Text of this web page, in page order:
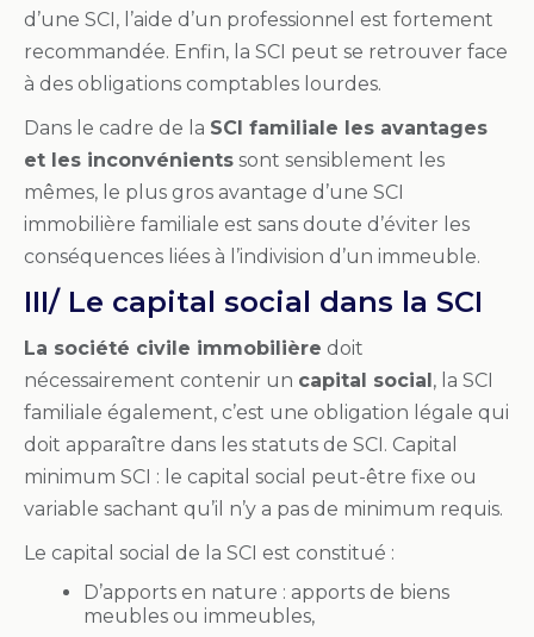
d’une SCI, l’aide d’un professionnel est fortement
recommandée. Enfin, la SCI peut se retrouver face
à des obligations comptables lourdes.
Dans le cadre de la SCI familiale les avantages
et les inconvénients sont sensiblement les
mêmes, le plus gros avantage d’une SCI
immobilière familiale est sans doute d’éviter les
conséquences liées à l’indivision d’un immeuble.
III/ Le capital social dans la SCI
La société civile immobilière doit
nécessairement contenir un capital social, la SCI
familiale également, c’est une obligation légale qui
doit apparaître dans les statuts de SCI. Capital
minimum SCI : le capital social peut-être fixe ou
variable sachant qu’il n’y a pas de minimum requis.
Le capital social de la SCI est constitué :
D’apports en nature : apports de biens
meubles ou immeubles,